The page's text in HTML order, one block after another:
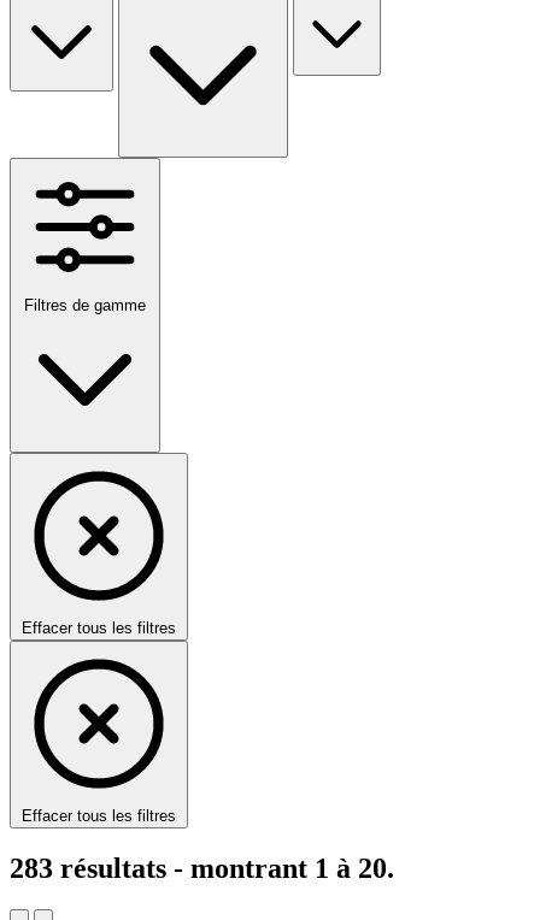
Filtres de gamme
Effacer tous les filtres
Effacer tous les filtres
283 résultats - montrant 1 à 20.